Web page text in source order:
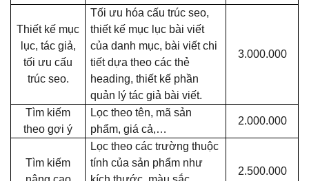
Thiết kế mục
lục, tác giả,
tối ưu cấu
trúc seo.
Tối ưu hóa cấu trúc seo,
thiết kế mục lục bài viết
của danh mục, bài viết chi
tiết dựa theo các thẻ
heading, thiết kế phần
quản lý tác giả bài viết.
3.000.000
Tìm kiếm
theo gợi ý
Lọc theo tên, mã sản
phẩm, giá cả,…
2.000.000
Tìm kiếm
Lọc theo các trường thuộc
tính của sản phẩm như
2.500.000